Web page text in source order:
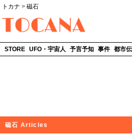
トカナ > 磁石
STORE UFO・宇宙人 予言予知 事件 都市
磁石 Articles